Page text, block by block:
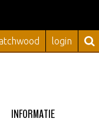
login
INFORMATIE